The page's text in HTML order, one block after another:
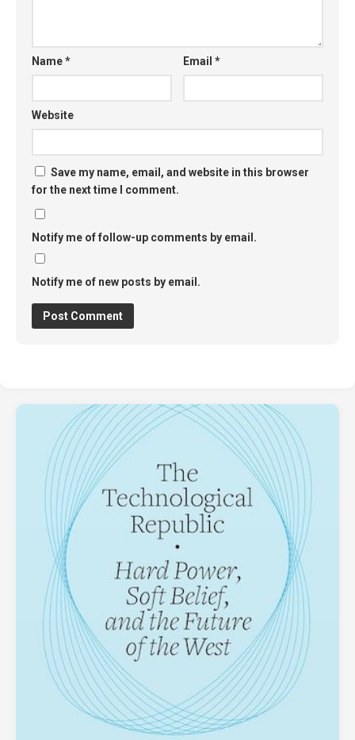
Name* Email*
Website
Save my name, email, and website in this browser
for the next time I comment.
Notify me of follow-up comments by email.
Notify me of new posts by email.